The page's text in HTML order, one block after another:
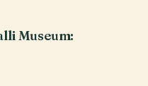
Museum: